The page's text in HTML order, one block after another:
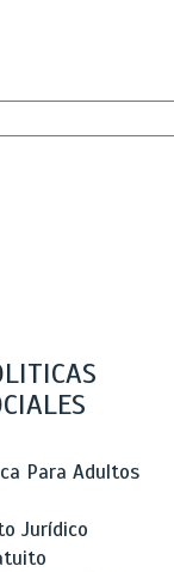
Para Adultos
Jurídico